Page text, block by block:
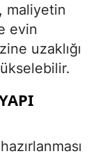
maliyetin
evin
uzaklığı